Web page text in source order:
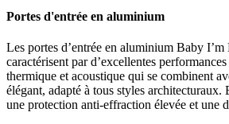
Portes d'entrée en aluminium
Les portes d’entrée en aluminium Baby
caractérisent par d’excellentes
thermique et acoustique qui se combinent
élégant, adapté à tous styles architecturaux.
une protection anti-effraction élevée et une